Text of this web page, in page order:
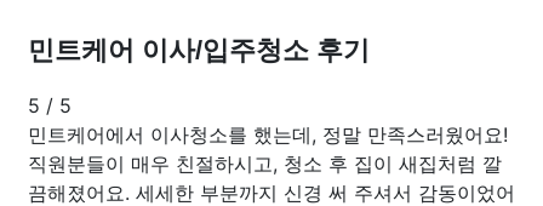
민트케어 이사/입주청소 후기
5 / 5
민트케어에서 이사청소를 했는데, 정말 만족스러웠어요!
직원분들이 매우 친절하시고, 청소 후 집이 새집처럼 깔
끔해졌어요. 세세한 부분까지 신경 써 주셔서 감동이었어